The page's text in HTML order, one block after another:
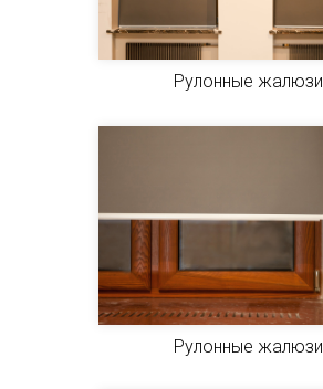
Рулонные жалюзи
Рулонные жалюзи